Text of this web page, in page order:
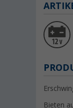
Bieten